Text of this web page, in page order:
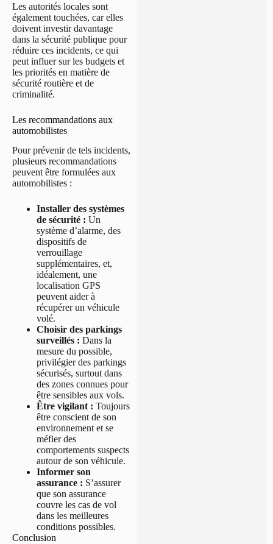
Les autorités locales sont
également touchées, car elles
doivent investir davantage
dans la sécurité publique pour
réduire ces incidents, ce qui
peut influer sur les budgets et
les priorités en matière de
sécurité routière et de
criminalité.
Les recommandations aux
automobilistes
Pour prévenir de tels incidents,
plusieurs recommandations
peuvent être formulées aux
automobilistes :
Installer des systèmes
de sécurité : Un
système d’alarme, des
dispositifs de
verrouillage
supplémentaires, et,
idéalement, une
localisation GPS
peuvent aider à
récupérer un véhicule
volé.
Choisir des parkings
surveillés : Dans la
mesure du possible,
privilégier des parkings
sécurisés, surtout dans
des zones connues pour
être sensibles aux vols.
Être vigilant : Toujours
être conscient de son
environnement et se
méfier des
comportements suspects
autour de son véhicule.
Informer son
assurance : S’assurer
que son assurance
couvre les cas de vol
dans les meilleures
conditions possibles.
Conclusion